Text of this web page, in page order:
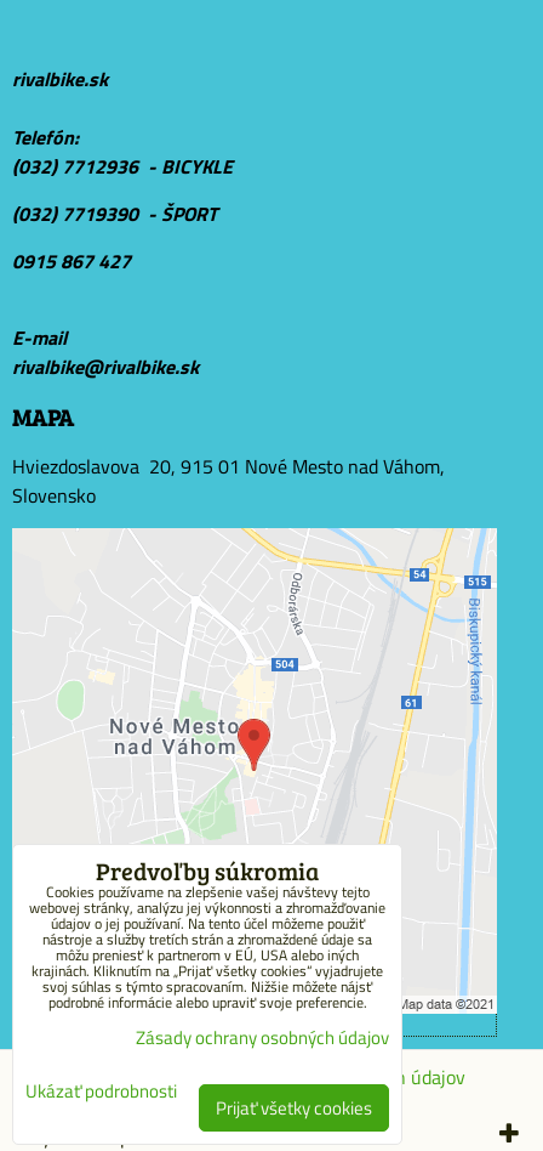
rivalbike.sk
Telefón:
(032) 7712936 - BICYKLE
(032) 7719390 - ŠPORT
0915 867 427
E-mail
rivalbike@rivalbike.sk
MAPA
Hviezdoslavova 20, 915 01 Nové Mesto nad Váhom,
Slovensko
Externý obsah je blokovaný Voľbami súkromia
Prajete si načítať externý obsah?
Povoliť tentokrát
Povoliť a zapamätať - súhlas s druhom cookie:
Funkčné
Otvoriť obsah v novom okne
Predvoľby súkromia Zásady ochrany osobných údajov
Vytvorené pomocou:BiznisWeb.sk
Predvoľby súkromia
Cookies používame na zlepšenie vašej návštevy tejto
webovej stránky, analýzu jej výkonnosti a zhromažďovanie
údajov o jej používaní. Na tento účel môžeme použiť
nástroje a služby tretích strán a zhromaždené údaje sa
môžu preniesť k partnerom v EÚ, USA alebo iných
krajinách. Kliknutím na „Prijať všetky cookies“ vyjadrujete
svoj súhlas s týmto spracovaním. Nižšie môžete nájsť
podrobné informácie alebo upraviť svoje preferencie.
Zásady ochrany osobných údajov
Ukázať podrobnosti
Prijať všetky cookies